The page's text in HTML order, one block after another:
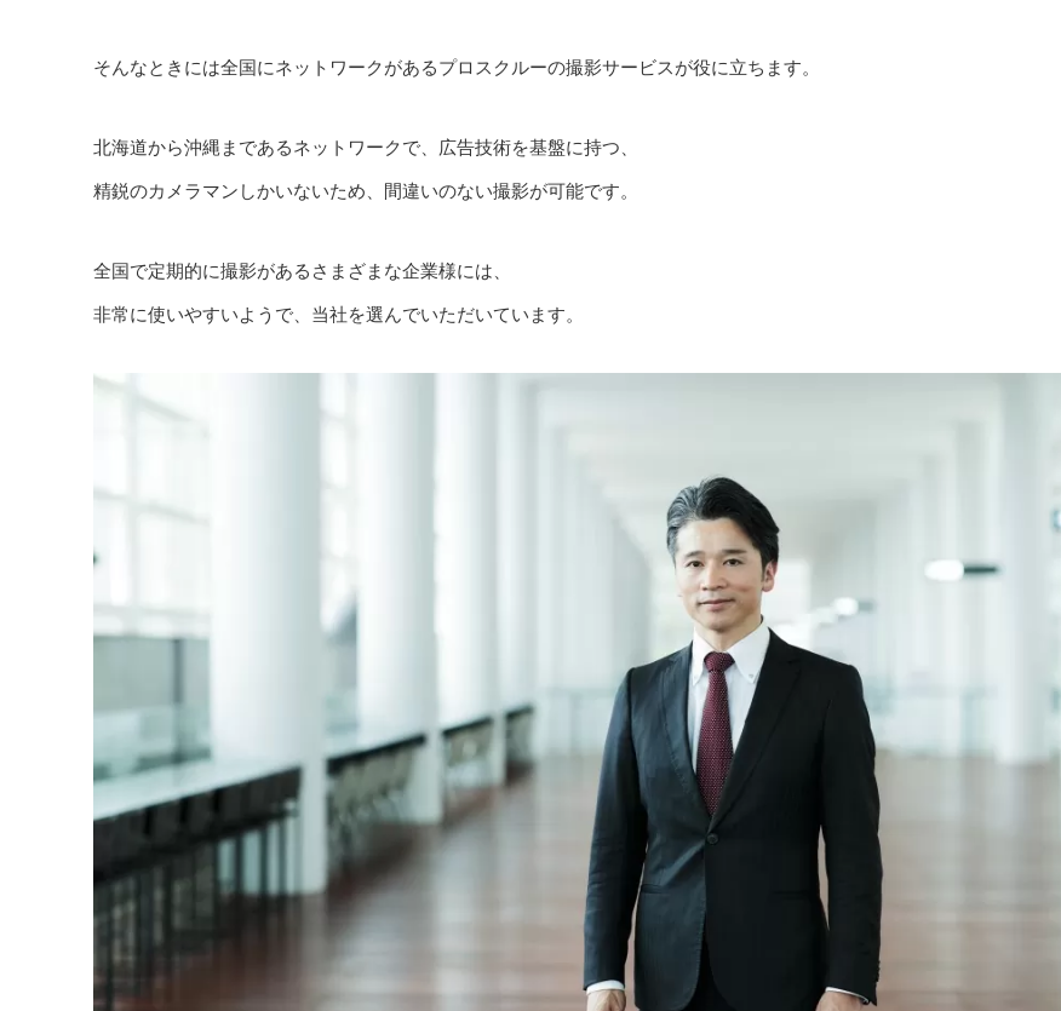
そんなときには全国にネットワークがあるプロスクルーの撮影サービスが役に立ちます。
北海道から沖縄まであるネットワークで、広告技術を基盤に持つ、
精鋭のカメラマンしかいないため、間違いのない撮影が可能です。
全国で定期的に撮影があるさまざまな企業様には、
非常に使いやすいようで、当社を選んでいただいています。